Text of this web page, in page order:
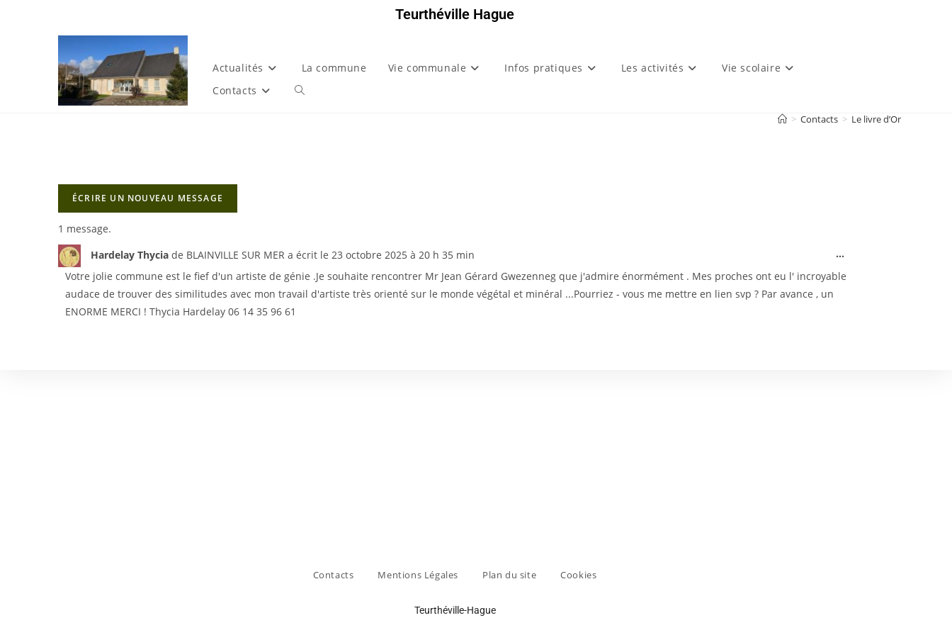
Teurthéville Hague
Actualités La commune Vie communale Infos pratiques Les activités
Vie scolaire
Contacts
> Contacts > Le livre d’Or
1 message.
Hardelay Thycia de BLAINVILLE SUR MER a écrit le 23 octobre 2025 à 20 h 35 min
Votre jolie commune est le fief d'un artiste de génie .Je souhaite rencontrer Mr Jean Gérard Gwezenneg que j'admire énormément . Mes proches ont eu l' incroyable
audace de trouver des similitudes avec mon travail d'artiste très orienté sur le monde végétal et minéral ...Pourriez - vous me mettre en lien svp ? Par avance , un
ENORME MERCI ! Thycia Hardelay 06 14 35 96 61
...
Contacts Mentions Légales Plan du site Cookies
Teurthéville-Hague